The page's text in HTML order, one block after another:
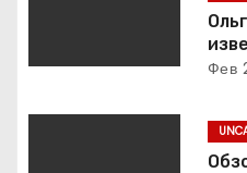
я
Фев